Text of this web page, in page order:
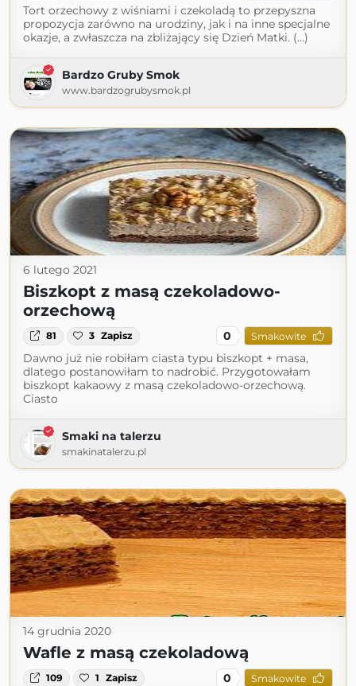
Tort orzechowy z wiśniami i czekoladą to przepyszna
propozycja zarówno na urodziny, jak i na inne specjalne
okazje, a zwłaszcza na zbliżający się Dzień Matki. (...)
Bardzo Gruby Smok
www.bardzogrubysmok.pl
6 lutego 2021
Biszkopt z masą czekoladowo-
orzechową
81 3 Zapisz 0 Smakowite
Dawno już nie robiłam ciasta typu biszkopt + masa,
dlatego postanowiłam to nadrobić. Przygotowałam
biszkopt kakaowy z masą czekoladowo-orzechową.
Ciasto
Smaki na talerzu
smakinatalerzu.pl
14 grudnia 2020
Wafle z masą czekoladową
109 1 Zapisz 0 Smakowite